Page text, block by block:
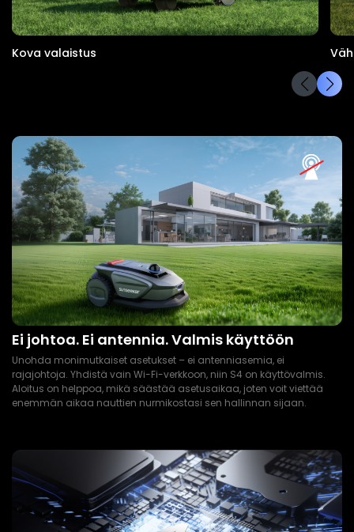
Kova valaistus
Ei johtoa. Ei antennia. Valmis käyttöön
Unohda monimutkaiset asetukset – ei antenniasemia, ei
rajajohtoja. Yhdistä vain Wi-Fi-verkkoon, niin S4 on käyttövalmis.
Aloitus on helppoa, mikä säästää asetusaikaa, joten voit viettää
enemmän aikaa nauttien nurmikostasi sen hallinnan sijaan.